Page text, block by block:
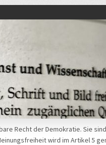
Recht der Demokratie. Sie
wird im Artikel 5